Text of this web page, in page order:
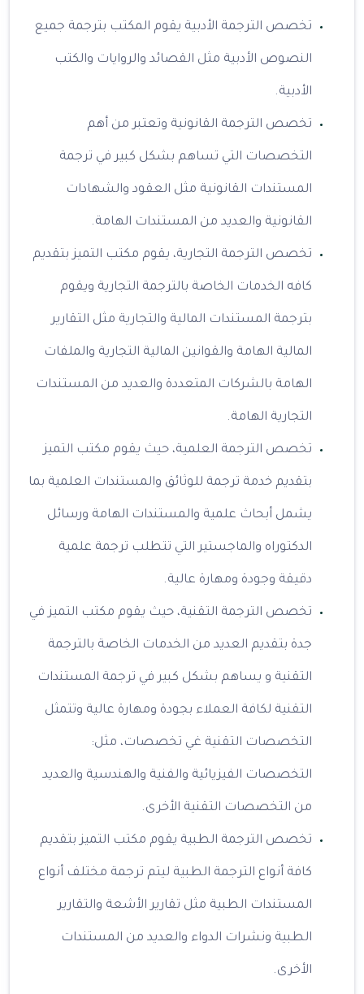
تخصص الترجمة الأدبية يقوم المكتب بترجمة جميع
النصوص الأدبية مثل القصائد والروايات والكتب
الأدبية.
تخصص الترجمة القانونية وتعتبر من أهم
التخصصات التي تساهم بشكل كبير في ترجمة
المستندات القانونية مثل العقود والشهادات
القانونية والعديد من المستندات الهامة.
تخصص الترجمة التجارية، يقوم مكتب التميز بتقديم
كافه الخدمات الخاصة بالترجمة التجارية ويقوم
بترجمة المستندات المالية والتجارية مثل التقارير
المالية الهامة والقوانين المالية التجارية والملفات
الهامة بالشركات المتعددة والعديد من المستندات
التجارية الهامة.
تخصص الترجمة العلمية، حيث يقوم مكتب التميز
بتقديم خدمة ترجمة للوثائق والمستندات العلمية بما
يشمل أبحاث علمية والمستندات الهامة ورسائل
الدكتوراه والماجستير التي تتطلب ترجمة علمية
دقيقة وجودة ومهارة عالية.
تخصص الترجمة التقنية، حيث يقوم مكتب التميز في
جدة بتقديم العديد من الخدمات الخاصة بالترجمة
التقنية و يساهم بشكل كبير في ترجمة المستندات
التقنية لكافة العملاء بجودة ومهارة عالية وتتمثل
التخصصات التقنية غي تخصصات، مثل:
التخصصات الفيزيائية والفنية والهندسية والعديد
من التخصصات التقنية الأخرى.
تخصص الترجمة الطبية يقوم مكتب التميز بتقديم
كافة أنواع الترجمة الطبية ليتم ترجمة مختلف أنواع
المستندات الطبية مثل تقارير الأشعة والتقارير
الطبية ونشرات الدواء والعديد من المستندات
الأخرى.